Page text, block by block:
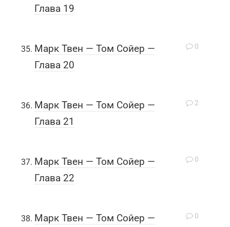
Глава 19
0
Марк Твен — Том Сойер —
Глава 20
2
Марк Твен — Том Сойер —
Глава 21
0
Марк Твен — Том Сойер —
Глава 22
0
Марк Твен — Том Сойер —